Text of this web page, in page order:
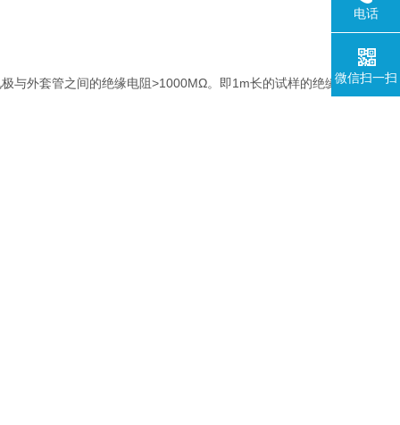
与外套管之间的绝缘电阻>1000MΩ。即1m长的试样的绝缘
电话
微信扫一扫